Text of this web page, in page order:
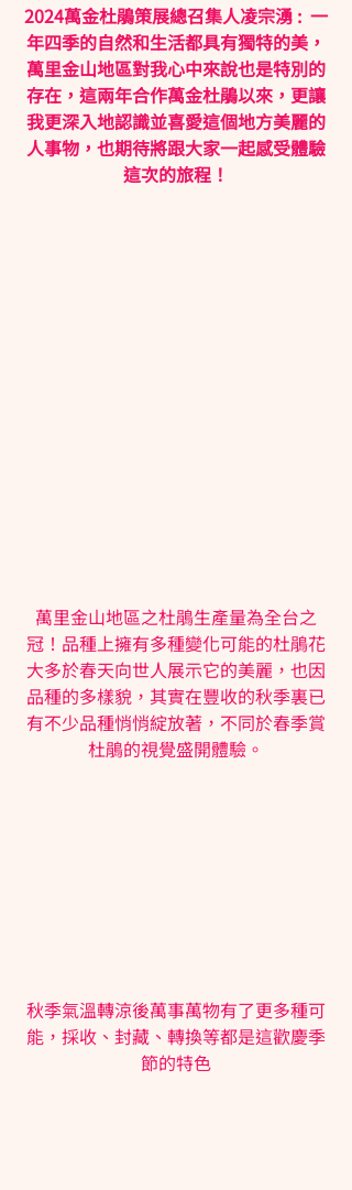
2024萬金杜鵑策展總召集人凌宗湧 :  一
年四季的自然和生活都具有獨特的美，
萬里金山地區對我心中來說也是特別的
存在，這兩年合作萬金杜鵑以來，更讓
我更深入地認識並喜愛這個地方美麗的
人事物，也期待將跟大家一起感受體驗
這次的旅程！
萬里金山地區之杜鵑生產量為全台之
冠！品種上擁有多種變化可能的杜鵑花
大多於春天向世人展示它的美麗，也因
品種的多樣貌，其實在豐收的秋季裏已
有不少品種悄悄綻放著，不同於春季賞
杜鵑的視覺盛開體驗。
秋季氣溫轉涼後萬事萬物有了更多種可
能，採收、封藏、轉換等都是這歡慶季
節的特色